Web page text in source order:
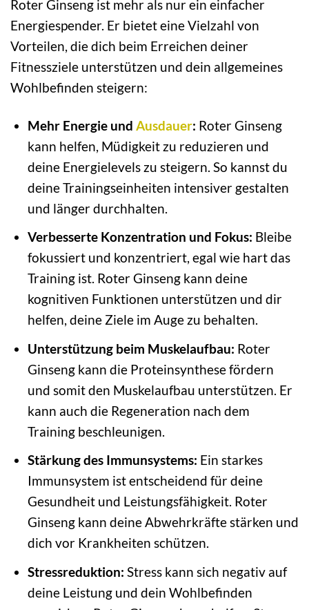
Roter Ginseng ist mehr als nur ein einfacher
Energiespender. Er bietet eine Vielzahl von
Vorteilen, die dich beim Erreichen deiner
Fitnessziele unterstützen und dein allgemeines
Wohlbefinden steigern:
Mehr Energie und Ausdauer: Roter Ginseng
kann helfen, Müdigkeit zu reduzieren und
deine Energielevels zu steigern. So kannst du
deine Trainingseinheiten intensiver gestalten
und länger durchhalten.
Verbesserte Konzentration und Fokus: Bleibe
fokussiert und konzentriert, egal wie hart das
Training ist. Roter Ginseng kann deine
kognitiven Funktionen unterstützen und dir
helfen, deine Ziele im Auge zu behalten.
Unterstützung beim Muskelaufbau: Roter
Ginseng kann die Proteinsynthese fördern
und somit den Muskelaufbau unterstützen. Er
kann auch die Regeneration nach dem
Training beschleunigen.
Stärkung des Immunsystems: Ein starkes
Immunsystem ist entscheidend für deine
Gesundheit und Leistungsfähigkeit. Roter
Ginseng kann deine Abwehrkräfte stärken und
dich vor Krankheiten schützen.
Stressreduktion: Stress kann sich negativ auf
deine Leistung und dein Wohlbefinden